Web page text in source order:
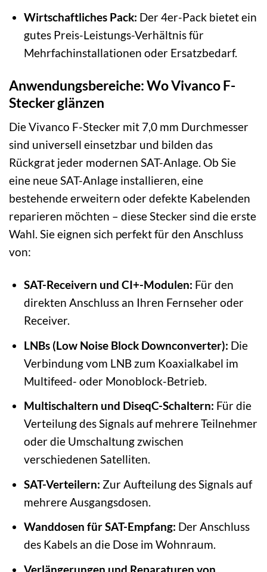
Wirtschaftliches Pack: Der 4er-Pack bietet ein
gutes Preis-Leistungs-Verhältnis für
Mehrfachinstallationen oder Ersatzbedarf.
Anwendungsbereiche: Wo Vivanco F-
Stecker glänzen
Die Vivanco F-Stecker mit 7,0 mm Durchmesser
sind universell einsetzbar und bilden das
Rückgrat jeder modernen SAT-Anlage. Ob Sie
eine neue SAT-Anlage installieren, eine
bestehende erweitern oder defekte Kabelenden
reparieren möchten – diese Stecker sind die erste
Wahl. Sie eignen sich perfekt für den Anschluss
von:
SAT-Receivern und CI+-Modulen: Für den
direkten Anschluss an Ihren Fernseher oder
Receiver.
LNBs (Low Noise Block Downconverter): Die
Verbindung vom LNB zum Koaxialkabel im
Multifeed- oder Monoblock-Betrieb.
Multischaltern und DiseqC-Schaltern: Für die
Verteilung des Signals auf mehrere Teilnehmer
oder die Umschaltung zwischen
verschiedenen Satelliten.
SAT-Verteilern: Zur Aufteilung des Signals auf
mehrere Ausgangsdosen.
Wanddosen für SAT-Empfang: Der Anschluss
des Kabels an die Dose im Wohnraum.
Verlängerungen und Reparaturen von